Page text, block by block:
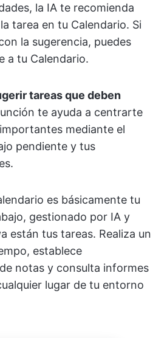
la IA te recomienda
tarea en tu Calendario. Si
la sugerencia, puedes
a tu Calendario.
tareas que deben
te ayuda a centrarte
mediante el
pendiente y tus
es básicamente tu
gestionado por IA y
están tus tareas. Realiza un
establece
notas y consulta informes
lugar de tu entorno